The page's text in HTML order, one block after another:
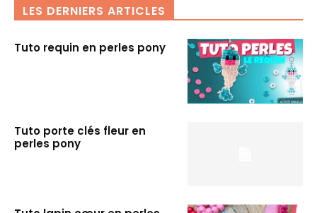
LES DERNIERS ARTICLES
Tuto requin en perles pony
Tuto porte clés fleur en
perles pony